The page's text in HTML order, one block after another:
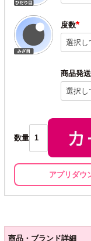
度数
(必
須)
商品発
数量
アプリダウ
商品・ブランド詳細